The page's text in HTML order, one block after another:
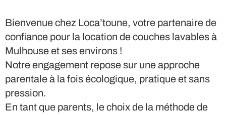
Bienvenue chez Loca’toune, votre partenaire de
confiance pour la location de couches lavables à
Mulhouse et ses environs !
Notre engagement repose sur une approche
parentale à la fois écologique, pratique et sans
pression.
En tant que parents, le choix de la méthode de